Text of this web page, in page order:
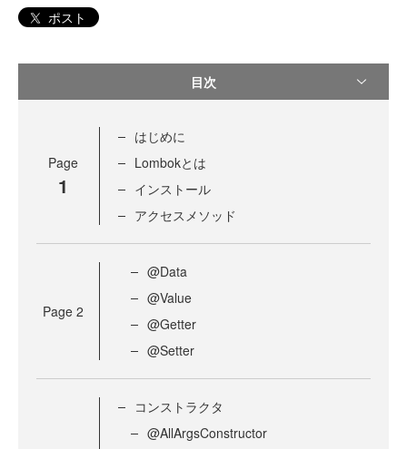
ポスト
目次
Page
1
はじめに
Lombokとは
インストール
アクセスメソッド
Page 2
@Data
@Value
@Getter
@Setter
コンストラクタ
@AllArgsConstructor